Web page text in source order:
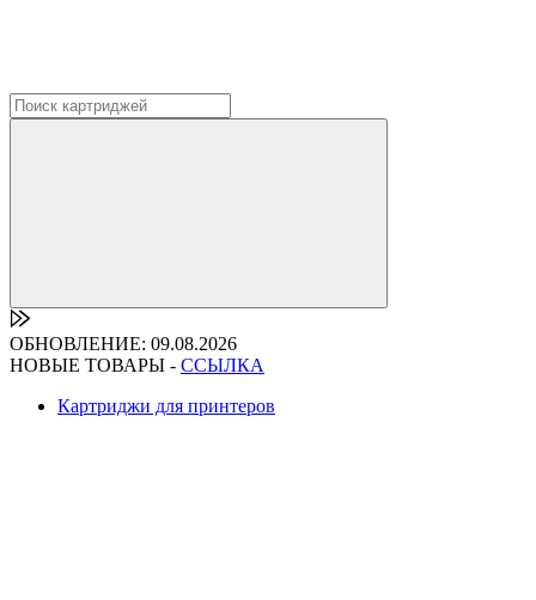
ОБНОВЛЕНИЕ: 09.08.2026
НОВЫЕ ТОВАРЫ - ССЫЛКА
Картриджи для принтеров